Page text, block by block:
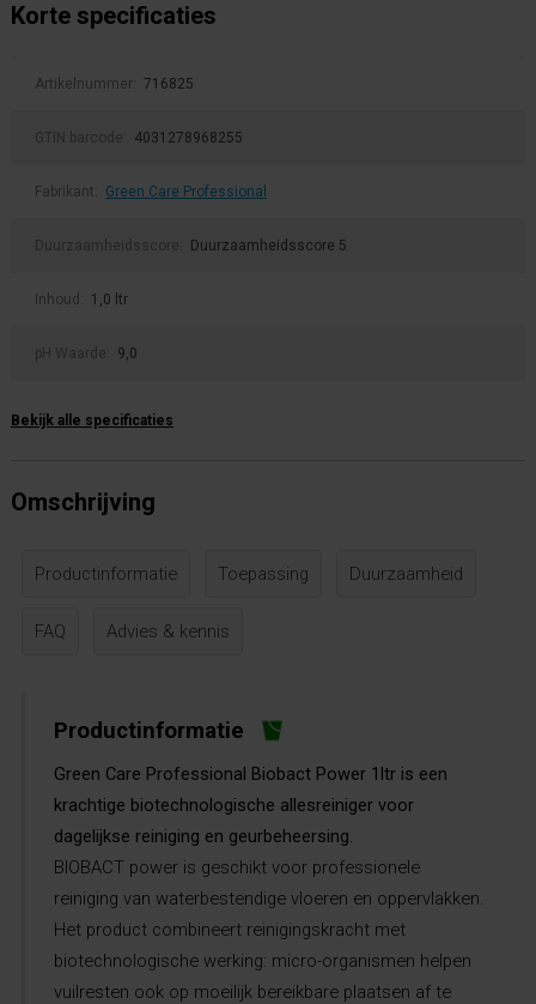
Korte specificaties
Artikelnummer: 716825
GTIN barcode: 4031278968255
Fabrikant: Green Care Professional
Duurzaamheidsscore: Duurzaamheidsscore 5
Inhoud: 1,0 ltr
pH Waarde: 9,0
Bekijk alle specificaties
Omschrijving
Productinformatie Toepassing Duurzaamheid
FAQ Advies & kennis
Productinformatie
Green Care Professional Biobact Power 1ltr is een
krachtige biotechnologische allesreiniger voor
dagelijkse reiniging en geurbeheersing.
BIOBACT power is geschikt voor professionele
reiniging van waterbestendige vloeren en oppervlakken.
Het product combineert reinigingskracht met
biotechnologische werking: micro-organismen helpen
vuilresten ook op moeilijk bereikbare plaatsen af te